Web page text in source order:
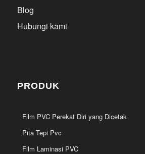
Blog
Hubungi kami
PRODUK
Film PVC Perekat Diri yang Dicetak
Pita Tepi Pvc
Film Laminasi PVC